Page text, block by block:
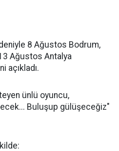
8 Ağustos Bodrum,
Ağustos Antalya
açıkladı.
ünlü oyuncu,
Buluşup gülüşeceğiz"